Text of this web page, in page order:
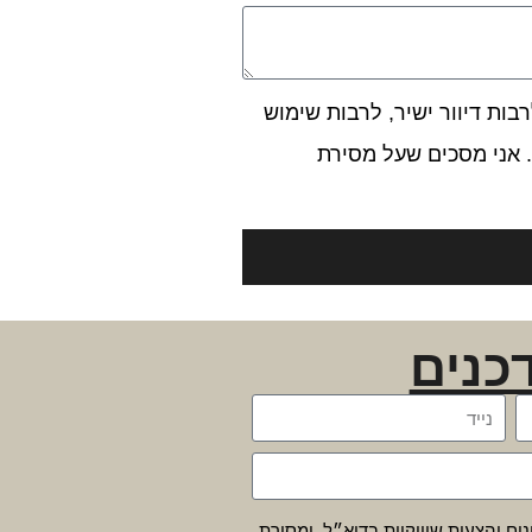
דיוור ישיר, לרבות שימוש
אני מסכים שעל מסירת